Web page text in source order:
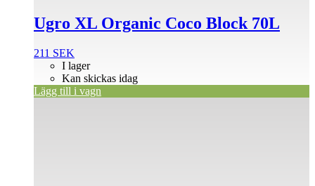
Ugro XL Organic Coco Block 70L
211 SEK
I lager
Kan skickas idag
Lägg till i vagn